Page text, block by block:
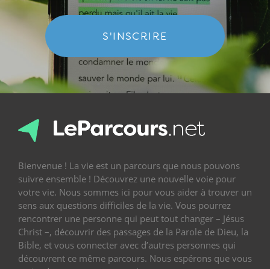
S'INSCRIRE
Bienvenue ! La vie est un parcours que nous pouvons
suivre ensemble ! Découvrez une nouvelle voie pour
votre vie. Nous sommes ici pour vous aider à trouver un
sens aux questions difficiles de la vie. Vous pourrez
rencontrer une personne qui peut tout changer – Jésus
Christ –, découvrir des passages de la Parole de Dieu, la
Bible, et vous connecter avec d’autres personnes qui
découvrent ce même parcours. Nous espérons que vous